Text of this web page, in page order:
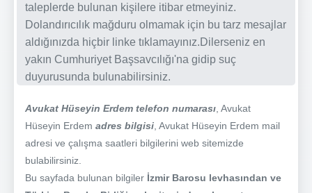
taleplerde bulunan kişilere itibar etmeyiniz.
Dolandırıcılık mağduru olmamak için bu tarz mesajlar
aldığınızda hiçbir linke tıklamayınız.Dilerseniz en
yakın Cumhuriyet Başsavcılığı'na gidip suç
duyurusunda bulunabilirsiniz.
Avukat Hüseyin Erdem telefon numarası , Avukat
Hüseyin Erdem adres bilgisi , Avukat Hüseyin Erdem mail
adresi ve çalışma saatleri bilgilerini web sitemizde
bulabilirsiniz.
Bu sayfada bulunan bilgiler İzmir Barosu levhasından ve